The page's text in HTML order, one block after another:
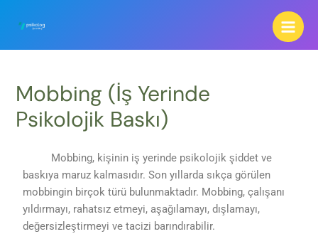
Mobbing (İş Yerinde
Psikolojik Baskı)
Mobbing, kişinin iş yerinde psikolojik şiddet ve
baskıya maruz kalmasıdır. Son yıllarda sıkça görülen
mobbingin birçok türü bulunmaktadır. Mobbing, çalışanı
yıldırmayı, rahatsız etmeyi, aşağılamayı, dışlamayı,
değersizleştirmeyi ve tacizi barındırabilir.